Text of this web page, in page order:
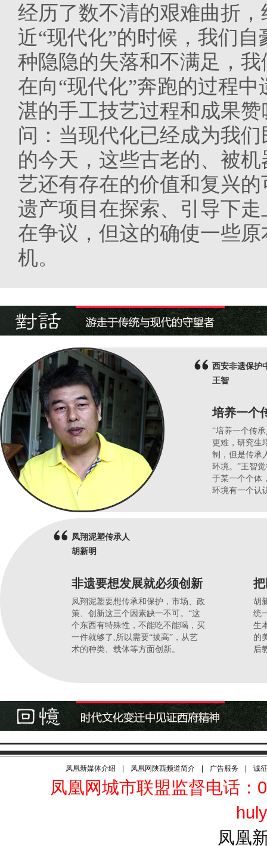
经历了数不清的艰难曲折
近“现代化”的时候，我们
种隐隐的失落和不满足，
在向“现代化”奔跑的过程
湛的手工技艺过程和成果
问：当现代化已经成为我
的今天，这些古老的、被
艺还有存在的价值和复兴
遗产项目在探索、引导下
在争议，但这的确使一些
机。
西安非遗保护
王智
培养一个
“培养一个传
更难，研究生
制，但是传承
环境。”王智
于某一个个体
环境有一个认
凤翔泥塑传承人
胡新明
非遗要想发展就必须创新
凤翔泥塑要想传承和保护，市场、政
策、创新这三个因素缺一不可。“这
个东西有特殊性，不能吃不能喝，买
一件就够了,所以需要“拔高”，从艺
术的种类、载体等方面创新。
胡
统
生
的
后
凤凰新媒体介绍 凤凰网陕西频道简介 广告服务 诚
凤凰网城市联盟监督电话：
凤凰